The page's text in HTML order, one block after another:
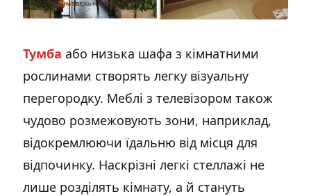
Тумба або низька шафа з кімнатними
рослинами створять легку візуальну
перегородку. Меблі з телевізором також
чудово розмежовують зони, наприклад,
відокремлюючи їдальню від місця для
відпочинку. Наскрізні легкі стеллажі не
лише розділять кімнату, а й стануть